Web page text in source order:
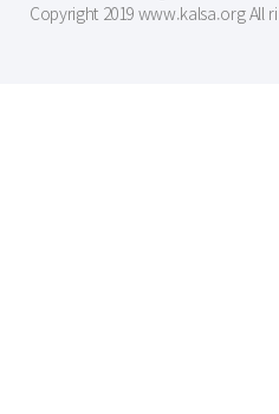
Copyright 2019 www.kalsa.org All